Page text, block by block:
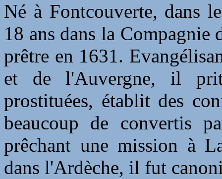
Né à Fontcouverte, dans
18 ans dans la Compagnie
prêtre en 1631.
et de l'Auvergne, il
prostituées, établit des
beaucoup de convertis
prêchant une mission à
dans l'Ardèche, il fut